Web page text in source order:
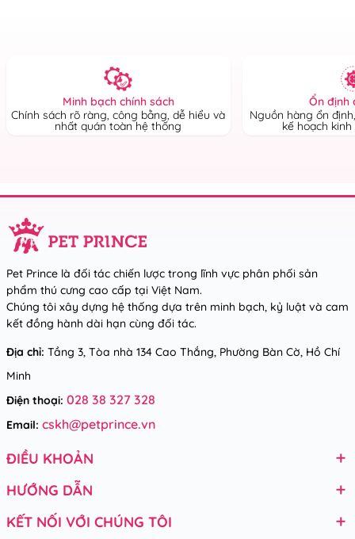
Minh bạch chính sách
Chính sách rõ ràng, công bằng, dễ hiểu và
nhất quán toàn hệ thống
Ổn định
Nguồn hàng ổn
kế hoạch
Pet Prince là đối tác chiến lược trong lĩnh vực phân phối sản
phẩm thú cưng cao cấp tại Việt Nam.
Chúng tôi xây dựng hệ thống dựa trên minh bạch, kỷ luật và cam
kết đồng hành dài hạn cùng đối tác.
Địa chỉ: Tầng 3, Tòa nhà 134 Cao Thắng, Phường Bàn Cờ, Hồ Chí
Minh
Điện thoại: 028 38 327 328
Email: cskh@petprince.vn
ĐIỀU KHOẢN
HƯỚNG DẪN
KẾT NỐI VỚI CHÚNG TÔI